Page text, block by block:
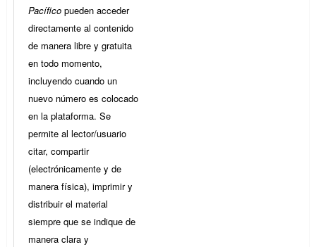
Pacífico pueden acceder
directamente al contenido
de manera libre y gratuita
en todo momento,
incluyendo cuando un
nuevo número es colocado
en la plataforma. Se
permite al lector/usuario
citar, compartir
(electrónicamente y de
manera física), imprimir y
distribuir el material
siempre que se indique de
manera clara y